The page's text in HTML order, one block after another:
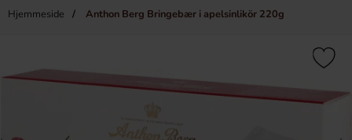
Hjemmeside Anthon Berg Bringebær i apelsinlikör 220g
Heading
×